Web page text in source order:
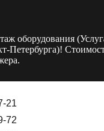
оборудования
Петербурга)!
21
72